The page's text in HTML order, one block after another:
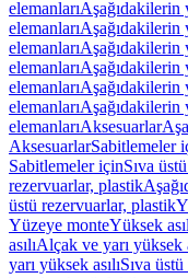
elemanlarıAşağıdakilerin
elemanlarıAşağıdakilerin
elemanlarıAşağıdakilerin
elemanlarıAşağıdakilerin
elemanlarıAşağıdakilerin
elemanlarıAşağıdakilerin
elemanlarıAksesuarlar
AksesuarlarSabitlemeler
Sabitlemeler içinSıva
rezervuarlar, plastik
üstü rezervuarlar, plastik
Yüzeye monteYüksek
asılıAlçak ve yarı yüksek
yarı yüksek asılıSıva